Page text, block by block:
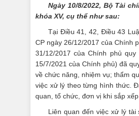
Ngày 10/8/2022, Bộ Tài
khóa XV, cụ thể như sau:
Tại Điều 41, 42, Điều 43
CP ngày 26/12/2017 của Chính
31/12/2017 của Chính phủ
15/7/2021 của Chính phủ) đã
về chức năng, nhiệm vụ; thẩm
việc xử lý theo từng hình thức.
quan, tổ chức, đơn vị khi sắp
Liên quan đến việc xử lý